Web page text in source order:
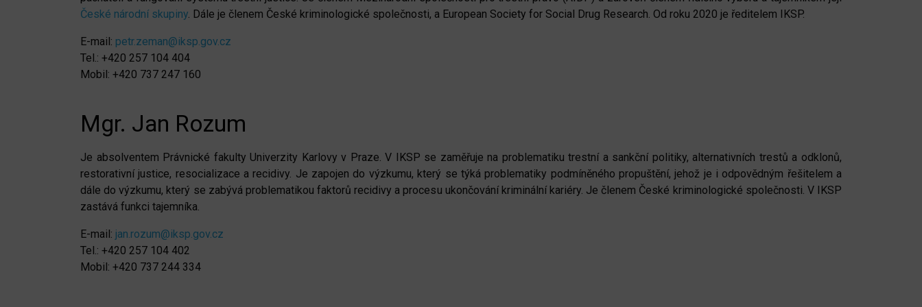
České národní skupiny. Dále je členem České kriminologické společnosti, a European Society for Social Drug Research. Od roku 2020 je ředitelem IKSP.
E-mail: petr.zeman@iksp.gov.cz
Tel.: +420 257 104 404
Mobil: +420 737 247 160
Mgr. Jan Rozum
Je absolventem Právnické fakulty Univerzity Karlovy v Praze. V IKSP se zaměřuje na problematiku trestní a sankční politiky, alternativních trestů a odklonů,
restorativní justice, resocializace a recidivy. Je zapojen do výzkumu, který se týká problematiky podmíněného propuštění, jehož je i odpovědným řešitelem a
dále do výzkumu, který se zabývá problematikou faktorů recidivy a procesu ukončování kriminální kariéry. Je členem České kriminologické společnosti. V IKSP
zastává funkci tajemníka.
E-mail: jan.rozum@iksp.gov.cz
Tel.: +420 257 104 402
Mobil: +420 737 244 334